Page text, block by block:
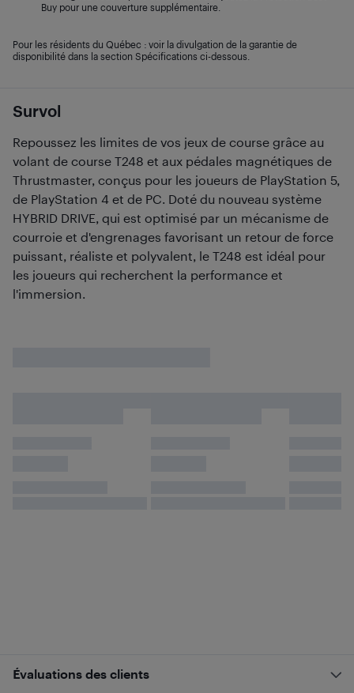
Survol
Repoussez les limites de vos jeux de course grâce au
volant de course T248 et aux pédales magnétiques de
Thrustmaster, conçus pour les joueurs de PlayStation 5,
de PlayStation 4 et de PC. Doté du nouveau système
HYBRID DRIVE, qui est optimisé par un mécanisme de
courroie et d'engrenages favorisant un retour de force
puissant, réaliste et polyvalent, le T248 est idéal pour
les joueurs qui recherchent la performance et
l'immersion.
Buy pour une couverture supplémentaire.
Pour les résidents du Québec : voir la divulgation de la garantie de
disponibilité dans la section Spécifications ci-dessous.
Évaluations des clients